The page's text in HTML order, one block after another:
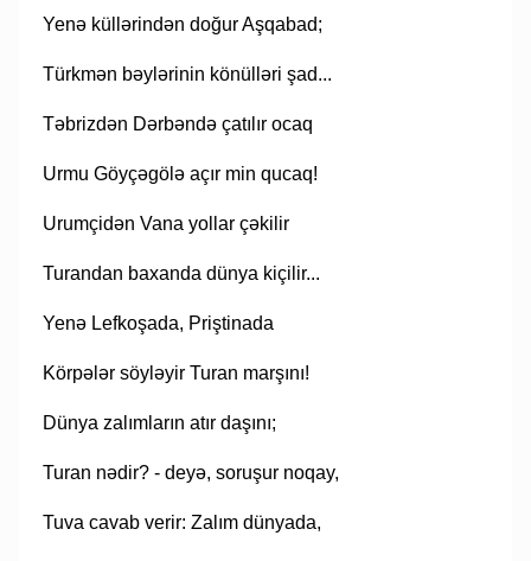
Yenə küllərindən doğur Aşqabad;
Türkmən bəylərinin könülləri şad...
Təbrizdən Dərbəndə çatılır ocaq
Urmu Göyçəgölə açır min qucaq!
Urumçidən Vana yollar çəkilir
Turandan baxanda dünya kiçilir...
Yenə Lefkoşada, Priştinada
Körpələr söyləyir Turan marşını!
Dünya zalımların atır daşını;
Turan nədir? - deyə, soruşur noqay,
Tuva cavab verir: Zalım dünyada,